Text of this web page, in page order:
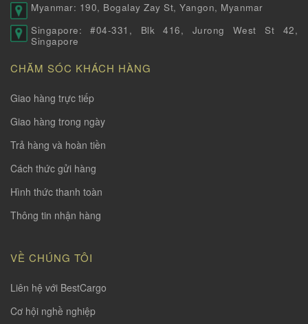
Myanmar: 190, Bogalay Zay St, Yangon, Myanmar
Singapore: #04-331, Blk 416, Jurong West St 42,
Singapore
CHĂM SÓC KHÁCH HÀNG
Giao hàng trực tiếp
Giao hàng trong ngày
Trả hàng và hoàn tiền
Cách thức gửi hàng
Hình thức thanh toàn
Thông tin nhận hàng
VỀ CHÚNG TÔI
Liên hệ với BestCargo
Cơ hội nghề nghiệp